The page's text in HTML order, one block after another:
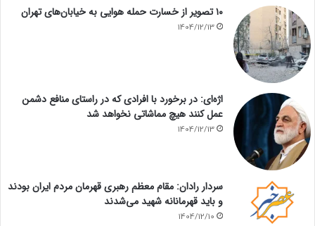
۱۰ تصویر از خسارت حمله هوایی به خیابان‌های تهران
1404/12/13
اژه‌ای: در برخورد با افرادی که در راستای منافع دشمن
عمل کنند هیچ مماشاتی نخواهد شد
1404/12/13
سردار رادان: مقام معظم رهبری قهرمان مردم ایران بودند
و باید قهرمانانه شهید می‌شدند
1404/12/10